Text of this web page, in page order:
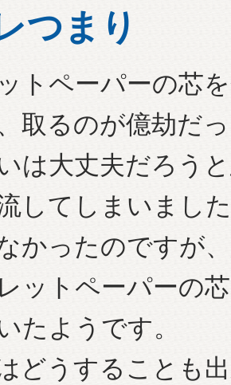
つまり
トペーパーの芯
取るのが億劫だ
は大丈夫だろう
してしまいまし
かったのですが
ットペーパーの
たようです。
どうすることも